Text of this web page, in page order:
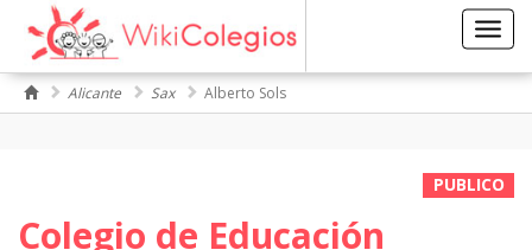
Alicante Sax Alberto Sols
PUBLICO
Colegio de Educación